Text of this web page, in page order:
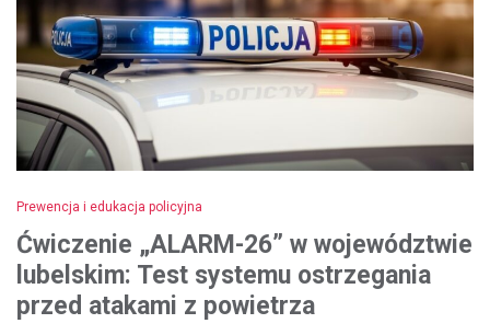
Prewencja i edukacja policyjna
Ćwiczenie „ALARM-26” w województwie
lubelskim: Test systemu ostrzegania
przed atakami z powietrza